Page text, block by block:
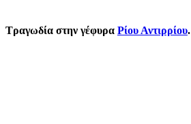
Τραγωδία στην γέφυρα Ρίου Αντιρρίου.